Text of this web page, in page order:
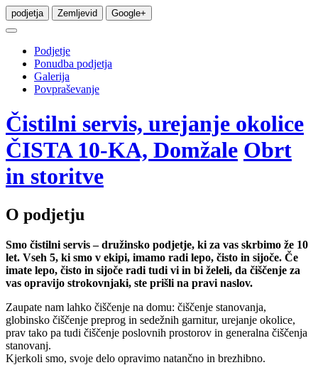
podjetja Zemljevid Google+
Podjetje
Ponudba podjetja
Galerija
Povpraševanje
Čistilni servis, urejanje okolice
ČISTA 10-KA, Domžale Obrt
in storitve
O podjetju
Smo čistilni servis – družinsko podjetje, ki za vas skrbimo že 10
let. Vseh 5, ki smo v ekipi, imamo radi lepo, čisto in sijoče. Če
imate lepo, čisto in sijoče radi tudi vi in bi želeli, da čiščenje za
vas opravijo strokovnjaki, ste prišli na pravi naslov.
Zaupate nam lahko čiščenje na domu: čiščenje stanovanja,
globinsko čiščenje preprog in sedežnih garnitur, urejanje okolice,
prav tako pa tudi čiščenje poslovnih prostorov in generalna čiščenja
stanovanj.
Kjerkoli smo, svoje delo opravimo natančno in brezhibno.